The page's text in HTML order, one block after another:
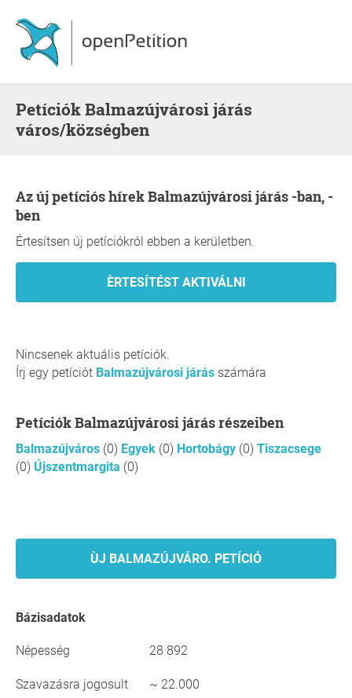
Petíciók Balmazújvárosi járás
város/községben
Az új petíciós hírek Balmazújvárosi járás -ban, -
ben
Értesítsen új petíciókról ebben a kerületben.
Nincsenek aktuális petíciók.
Írj egy petíciót Balmazújvárosi járás számára
Petíciók Balmazújvárosi járás részeiben
Balmazújváros (0) Egyek (0) Hortobágy (0) Tiszacsege
(0) Újszentmargita (0)
ÙJ BALMAZÚJVÁRO. PETÍCIÓ
Bázisadatok
Népesség 28 892
Szavazásra jogosult ~ 22.000